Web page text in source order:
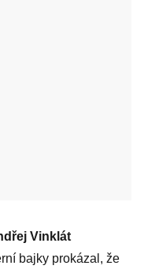
Vinklát
bajky prokázal, že